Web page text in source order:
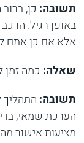
תשובה: כן,
באופן רגיל.
אלא אם כן אתם
שאלה: כמה זמן
תשובה:
הערכת שמאי,
מציעות אישור מהיר